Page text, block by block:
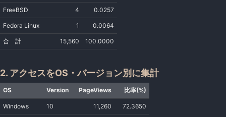
FreeBSD 4 0.0257
Fedora Linux 1 0.0064
合 計 15,560 100.0000
2. アクセスをOS・バージョン別に集計
OS Version PageViews 比率(%)
Windows 10 11,260 72.3650